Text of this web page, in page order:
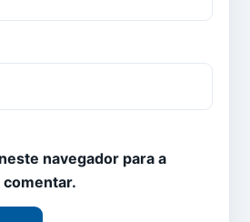
navegador para a
comentar.